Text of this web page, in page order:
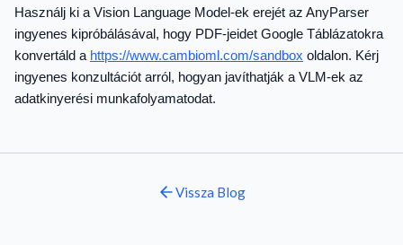
Használj ki a Vision Language Model-ek erejét az AnyParser
ingyenes kipróbálásával, hogy PDF-jeidet Google Táblázatokra
konvertáld a https://www.cambioml.com/sandbox oldalon. Kérj
ingyenes konzultációt arról, hogyan javíthatják a VLM-ek az
adatkinyerési munkafolyamatodat.
Vissza Blog